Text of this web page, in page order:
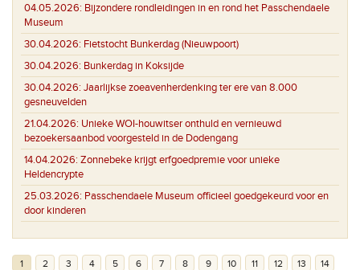
04.05.2026: Bijzondere rondleidingen in en rond het Passchendaele
Museum
30.04.2026: Fietstocht Bunkerdag (Nieuwpoort)
30.04.2026: Bunkerdag in Koksijde
30.04.2026: Jaarlijkse zoeavenherdenking ter ere van 8.000
gesneuvelden
21.04.2026: Unieke WOI-houwitser onthuld en vernieuwd
bezoekersaanbod voorgesteld in de Dodengang
14.04.2026: Zonnebeke krijgt erfgoedpremie voor unieke
Heldencrypte
25.03.2026: Passchendaele Museum officieel goedgekeurd voor en
door kinderen
1 2 3 4 5 6 7 8 9 10 11 12 13
14